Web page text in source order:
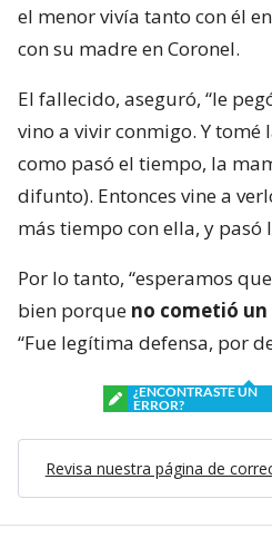
el menor vivía tanto con él
con su madre en Coronel.
El fallecido, aseguró, “le
vino a vivir conmigo. Y tomé
como pasó el tiempo, la
difunto). Entonces vine a
más tiempo con ella, y pasó
Por lo tanto, “esperamos
bien porque no cometió un
“Fue legítima defensa, por
¿ENCONTRASTE UN
ERROR?
Revisa nuestra página de